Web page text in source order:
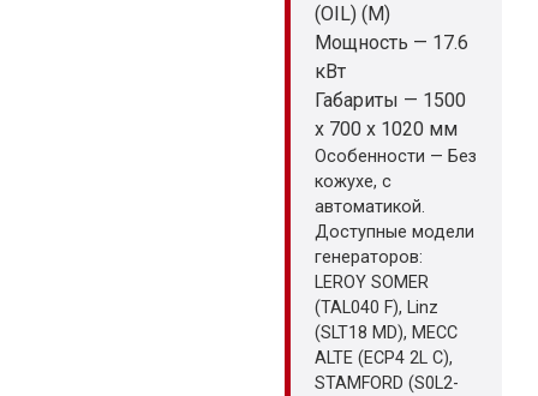
(OIL) (M)
Мощность — 17.6
кВт
Габариты — 1500
x 700 x 1020 мм
Особенности — Без
кожухе, с
автоматикой.
Доступные модели
генераторов:
LEROY SOMER
(TAL040 F), Linz
(SLT18 MD), MECC
ALTE (ECP4 2L C),
STAMFORD (S0L2-